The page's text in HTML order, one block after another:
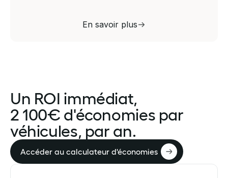
En savoir plus
Un ROI immédiat,
2 100€ d'économies par
véhicules, par an.
Accéder au calculateur d'économies